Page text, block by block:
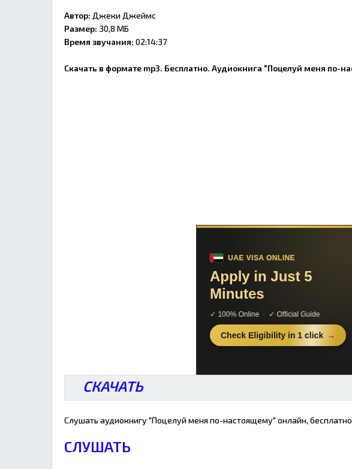
Автор: Джеки Джеймс
Размер: 30,8 МБ
Время звучания: 02:14:37
Скачать в формате mp3. Бесплатно. Аудиокнига "Поцелуй меня по-
СКАЧАТЬ
Слушать аудиокнигу "Поцелуй меня по-настоящему" онлайн, бесплатно
СЛУШАТЬ